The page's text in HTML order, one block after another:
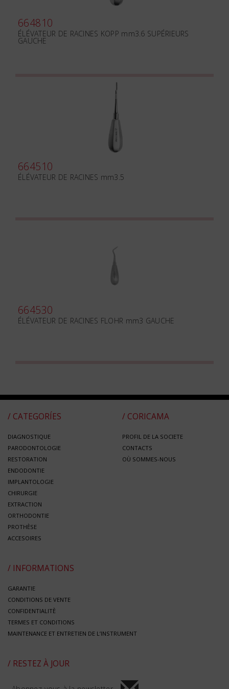
664810
ÉLÉVATEUR DE RACINES KOPP mm3.6 SUPÉRIEURS
GAUCHE
664510
ÉLÉVATEUR DE RACINES mm3.5
664530
ÉLÉVATEUR DE RACINES FLOHR mm3 GAUCHE
/ CATEGORÍES
DIAGNOSTIQUE
PARODONTOLOGIE
RESTORATION
ENDODONTIE
IMPLANTOLOGIE
CHIRURGIE
EXTRACTION
ORTHODONTIE
PROTHÈSE
ACCESOIRES
/ CORICAMA
PROFIL DE LA SOCIETE
CONTACTS
OÙ SOMMES-NOUS
/ INFORMATIONS
GARANTIE
CONDITIONS DE VENTE
CONFIDENTIALITÈ
TERMES ET CONDITIONS
MAINTENANCE ET ENTRETIEN DE L’INSTRUMENT
/ RESTEZ À JOUR